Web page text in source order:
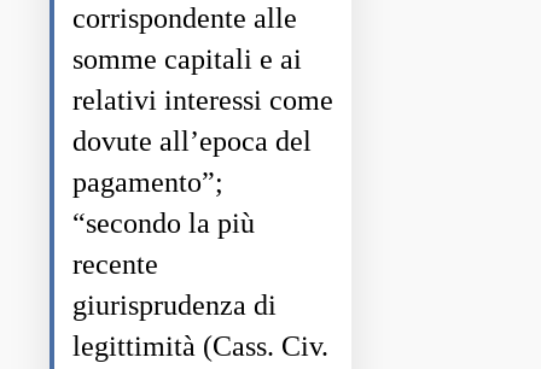
corrispondente alle
somme capitali e ai
relativi interessi come
dovute all’epoca del
pagamento”;
“secondo la più
recente
giurisprudenza di
legittimità (Cass. Civ.